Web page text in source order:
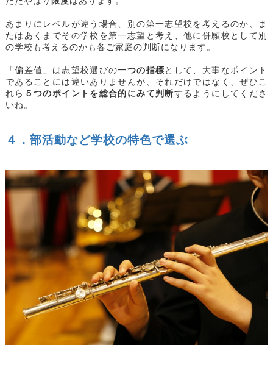
あまりにレベルが違う場合、別の第一志望校を考えるのか、ま
たはあくまでその学校を第一志望と考え、他に併願校として別
の学校も考えるのかも各ご家庭の判断になります。
「偏差値」は志望校選びの一つの指標 として、大事なポイント
であることには違いありませんが、それだけではなく、ぜひこ
れら ５つのポイントを総合的にみて判断するようにしてくださ
いね。
４．部活動など学校の特色で選ぶ